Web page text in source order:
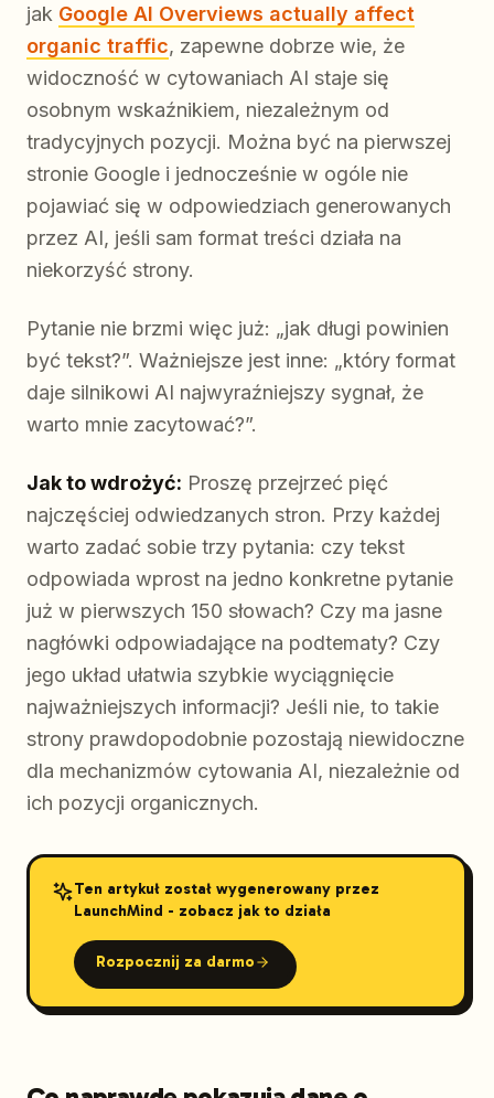
jak Google AI Overviews actually affect
organic traffic, zapewne dobrze wie, że
widoczność w cytowaniach AI staje się
osobnym wskaźnikiem, niezależnym od
tradycyjnych pozycji. Można być na pierwszej
stronie Google i jednocześnie w ogóle nie
pojawiać się w odpowiedziach generowanych
przez AI, jeśli sam format treści działa na
niekorzyść strony.
Pytanie nie brzmi więc już: „jak długi powinien
być tekst?”. Ważniejsze jest inne: „który format
daje silnikowi AI najwyraźniejszy sygnał, że
warto mnie zacytować?”.
Jak to wdrożyć: Proszę przejrzeć pięć
najczęściej odwiedzanych stron. Przy każdej
warto zadać sobie trzy pytania: czy tekst
odpowiada wprost na jedno konkretne pytanie
już w pierwszych 150 słowach? Czy ma jasne
nagłówki odpowiadające na podtematy? Czy
jego układ ułatwia szybkie wyciągnięcie
najważniejszych informacji? Jeśli nie, to takie
strony prawdopodobnie pozostają niewidoczne
dla mechanizmów cytowania AI, niezależnie od
ich pozycji organicznych.
Ten artykuł został wygenerowany przez
LaunchMind - zobacz jak to działa
Rozpocznij za darmo